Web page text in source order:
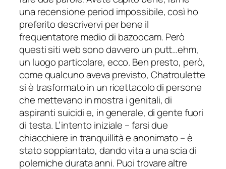
una recensione period impossibile, così ho
preferito descrivervi per bene il
frequentatore medio di bazoocam. Però
questi siti web sono davvero un putt…ehm,
un luogo particolare, ecco. Ben presto, però,
come qualcuno aveva previsto, Chatroulette
si è trasformato in un ricettacolo di persone
che mettevano in mostra i genitali, di
aspiranti suicidi e, in generale, di gente fuori
di testa. L’intento iniziale – farsi due
chiacchiere in tranquillità e anonimato – è
stato soppiantato, dando vita a una scia di
polemiche durata anni. Puoi trovare altre